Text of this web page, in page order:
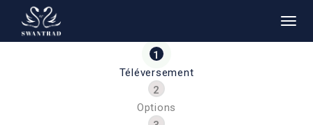
Téléversement
Options